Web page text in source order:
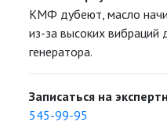
КМФ дубеют, масло
из-за высоких вибраций
генератора.
Записаться на
545-99-95